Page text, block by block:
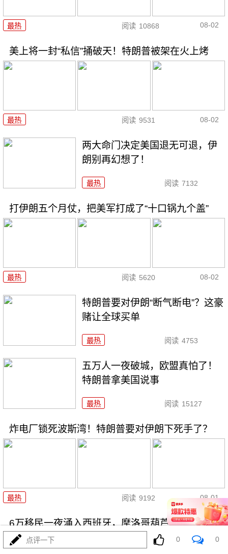
最热 阅读 10868 08-02
美上将一封“私信”捅破天！特朗普被架在火上烤
最热 阅读 9531 08-02
两大命门决定美国退无可退，伊
朗别再幻想了！
最热 阅读 7132
打伊朗五个月仗，把美军打成了“十口锅九个盖”
最热 阅读 5620 08-02
特朗普要对伊朗“断气断电”？这豪
赌让全球买单
最热 阅读 4753
五万人一夜破城，欧盟真怕了！
特朗普拿美国说事
最热 阅读 15127
炸电厂锁死波斯湾！特朗普要对伊朗下死手了？
最热 阅读 9192 08-01
6万移民一夜涌入西班牙，摩洛哥葫芦卖什么药？
点评一下 0 0